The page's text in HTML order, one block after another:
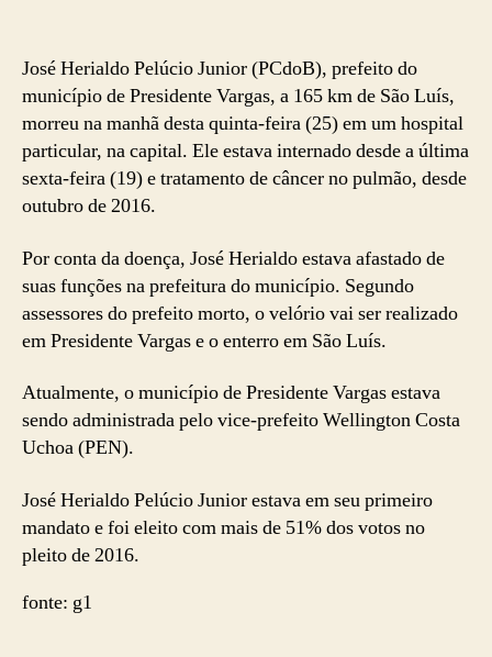
José Herialdo Pelúcio Junior (PCdoB), prefeito do
município de Presidente Vargas, a 165 km de São Luís,
morreu na manhã desta quinta-feira (25) em um hospital
particular, na capital. Ele estava internado desde a última
sexta-feira (19) e tratamento de câncer no pulmão, desde
outubro de 2016.
Por conta da doença, José Herialdo estava afastado de
suas funções na prefeitura do município. Segundo
assessores do prefeito morto, o velório vai ser realizado
em Presidente Vargas e o enterro em São Luís.
Atualmente, o município de Presidente Vargas estava
sendo administrada pelo vice-prefeito Wellington Costa
Uchoa (PEN).
José Herialdo Pelúcio Junior estava em seu primeiro
mandato e foi eleito com mais de 51% dos votos no
pleito de 2016.
fonte: g1